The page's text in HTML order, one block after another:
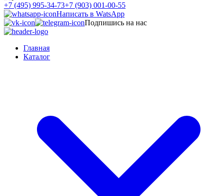
+7 (495) 995-34-73+7 (903) 001-00-55
Написать в WatsApp
Подпишись на нас
Главная
Каталог